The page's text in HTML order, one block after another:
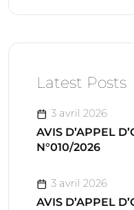
Latest Posts
3 avril 2026
AVIS D’APPEL
N°010/2026
3 avril 2026
AVIS D’APPEL